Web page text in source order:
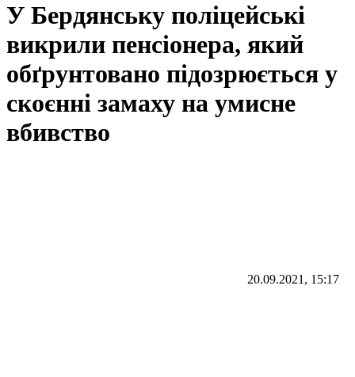
У Бердянську поліцейські
викрили пенсіонера, який
обґрунтовано підозрюється у
скоєнні замаху на умисне
вбивство
20.09.2021, 15:17